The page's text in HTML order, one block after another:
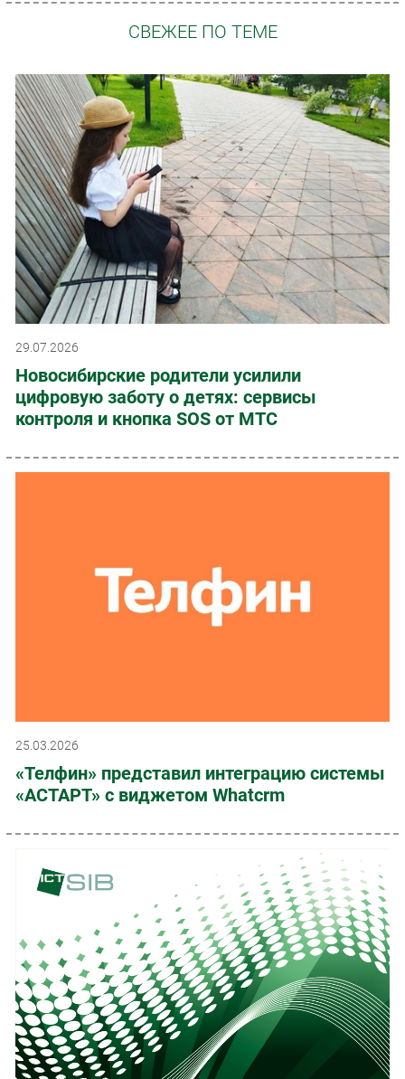
СВЕЖЕЕ ПО ТЕМЕ
29.07.2026
Новосибирские родители усилили
цифровую заботу о детях: сервисы
контроля и кнопка SOS от МТС
25.03.2026
«Телфин» представил интеграцию системы
«АСТАРТ» с виджетом Whatcrm